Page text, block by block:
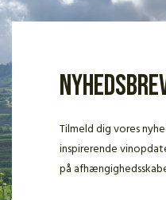
Tilmeld dig vores
inspirerende
på